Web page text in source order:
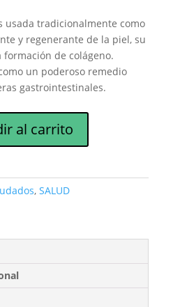
usada tradicionalmente como
y regenerante de la piel, su
de colágeno.
un poderoso remedio
gastrointestinales.
al carrito
, SALUD